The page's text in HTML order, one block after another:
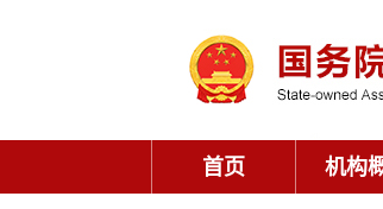
首页 机构